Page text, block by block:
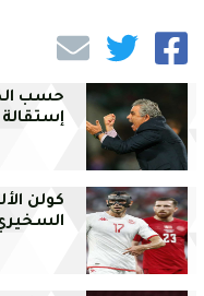
حسب
إستقالة
كولن